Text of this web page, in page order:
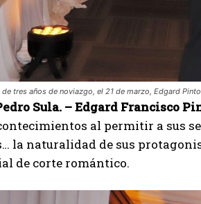
de tres años de noviazgo, el 21 de marzo, Edgard
Sula. –Edgard Francisco
al permitir a sus
la naturalidad de sus
de corte romántico.